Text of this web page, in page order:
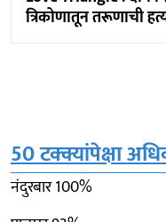
त्रिकोणातून तरूणाची
50 टक्क्यांपेक्षा
नंदुरबार 100%